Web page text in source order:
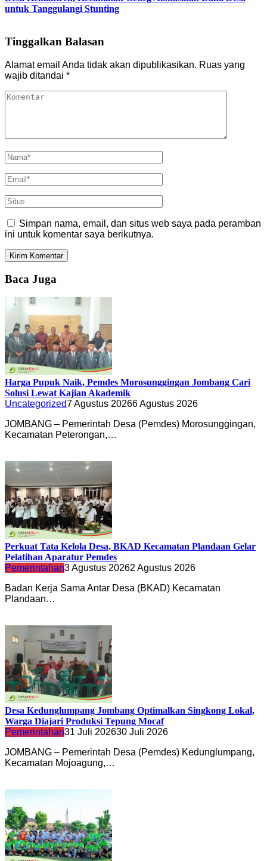
untuk Tanggulangi Stunting
Tinggalkan Balasan
Alamat email Anda tidak akan dipublikasikan. Ruas yang
wajib ditandai *
Simpan nama, email, dan situs web saya pada peramban
ini untuk komentar saya berikutnya.
Baca Juga
Harga Pupuk Naik, Pemdes Morosunggingan Jombang Cari
Solusi Lewat Kajian Akademik
Uncategorized7 Agustus 20266 Agustus 2026
JOMBANG – Pemerintah Desa (Pemdes) Morosunggingan,
Kecamatan Peterongan,…
Perkuat Tata Kelola Desa, BKAD Kecamatan Plandaan Gelar
Pelatihan Aparatur Pemdes
Pemerintahan3 Agustus 20262 Agustus 2026
Badan Kerja Sama Antar Desa (BKAD) Kecamatan
Plandaan…
Desa Kedunglumpang Jombang Optimalkan Singkong Lokal,
Warga Diajari Produksi Tepung Mocaf
Pemerintahan31 Juli 202630 Juli 2026
JOMBANG – Pemerintah Desa (Pemdes) Kedunglumpang,
Kecamatan Mojoagung,…